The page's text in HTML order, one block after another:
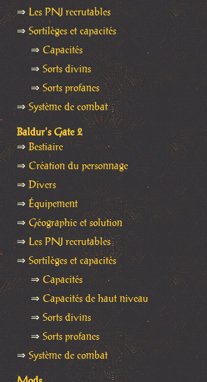
⇒ Les PNJ recrutables
⇒ Sortilèges et capacités
⇒ Capacités
⇒ Sorts divins
⇒ Sorts profanes
⇒ Système de combat
Baldur's Gate 2
⇒ Bestiaire
⇒ Création du personnage
⇒ Divers
⇒ Équipement
⇒ Géographie et solution
⇒ Les PNJ recrutables
⇒ Sortilèges et capacités
⇒ Capacités
⇒ Capacités de haut niveau
⇒ Sorts divins
⇒ Sorts profanes
⇒ Système de combat